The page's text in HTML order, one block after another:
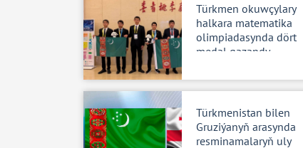
Türkmen okuwçylary
halkara matematika
olimpiadasynda dört
medal gazandy
Türkmenistan bilen
Gruziýanyň arasynda
resminamalaryň uly